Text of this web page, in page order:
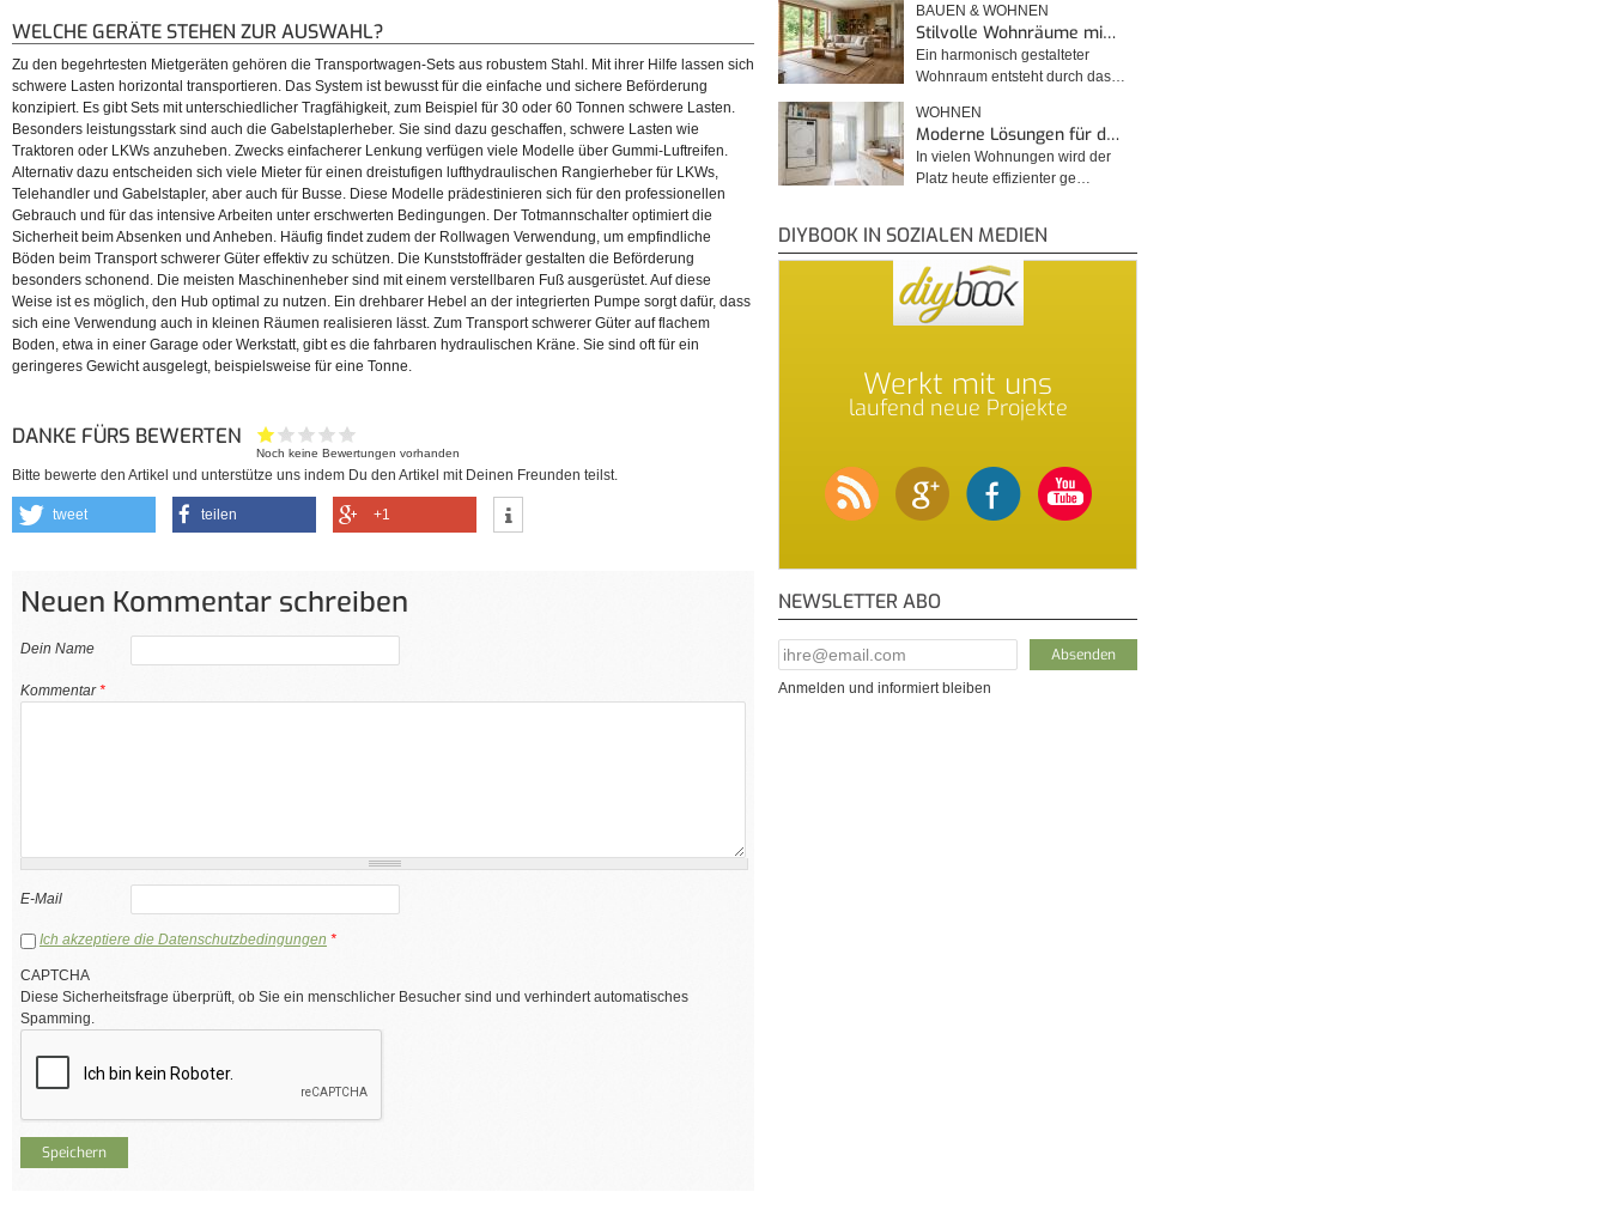
WELCHE GERÄTE STEHEN ZUR AUSWAHL?
Zu den begehrtesten Mietgeräten gehören die Transportwagen-Sets aus robustem Stahl. Mit ihrer Hilfe lassen sich
schwere Lasten horizontal transportieren. Das System ist bewusst für die einfache und sichere Beförderung
konzipiert. Es gibt Sets mit unterschiedlicher Tragfähigkeit, zum Beispiel für 30 oder 60 Tonnen schwere Lasten.
Besonders leistungsstark sind auch die Gabelstaplerheber. Sie sind dazu geschaffen, schwere Lasten wie
Traktoren oder LKWs anzuheben. Zwecks einfacherer Lenkung verfügen viele Modelle über Gummi-Luftreifen.
Alternativ dazu entscheiden sich viele Mieter für einen dreistufigen lufthydraulischen Rangierheber für LKWs,
Telehandler und Gabelstapler, aber auch für Busse. Diese Modelle prädestinieren sich für den professionellen
Gebrauch und für das intensive Arbeiten unter erschwerten Bedingungen. Der Totmannschalter optimiert die
Sicherheit beim Absenken und Anheben. Häufig findet zudem der Rollwagen Verwendung, um empfindliche
Böden beim Transport schwerer Güter effektiv zu schützen. Die Kunststoffräder gestalten die Beförderung
besonders schonend. Die meisten Maschinenheber sind mit einem verstellbaren Fuß ausgerüstet. Auf diese
Weise ist es möglich, den Hub optimal zu nutzen. Ein drehbarer Hebel an der integrierten Pumpe sorgt dafür, dass
sich eine Verwendung auch in kleinen Räumen realisieren lässt. Zum Transport schwerer Güter auf flachem
Boden, etwa in einer Garage oder Werkstatt, gibt es die fahrbaren hydraulischen Kräne. Sie sind oft für ein
geringeres Gewicht ausgelegt, beispielsweise für eine Tonne.
DANKE FÜRS BEWERTEN
Noch keine Bewertungen vorhanden
Bitte bewerte den Artikel und unterstütze uns indem Du den Artikel mit Deinen Freunden teilst.
tweet teilen +1
Neuen Kommentar schreiben
Dein Name
Kommentar*
E-Mail
Ich akzeptiere die Datenschutzbedingungen *
CAPTCHA
Diese Sicherheitsfrage überprüft, ob Sie ein menschlicher Besucher sind und verhindert automatisches
Spamming.
BAUEN & WOHNEN
Stilvolle Wohnräume mi…
Ein harmonisch gestalteter
Wohnraum entsteht durch das…
WOHNEN
Moderne Lösungen für d…
In vielen Wohnungen wird der
Platz heute effizienter ge…
DIYBOOK IN SOZIALEN MEDIEN
Werkt mit uns
laufend neue Projekte
NEWSLETTER ABO
E-Mail Addresse*
Anmelden und informiert bleiben